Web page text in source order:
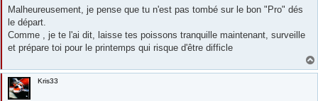
Malheureusement, je pense que tu n'est pas tombé sur le bon "Pro" dés
le départ.
Comme , je te l'ai dit, laisse tes poissons tranquille maintenant, surveille
et prépare toi pour le printemps qui risque d'être difficle
Kris33